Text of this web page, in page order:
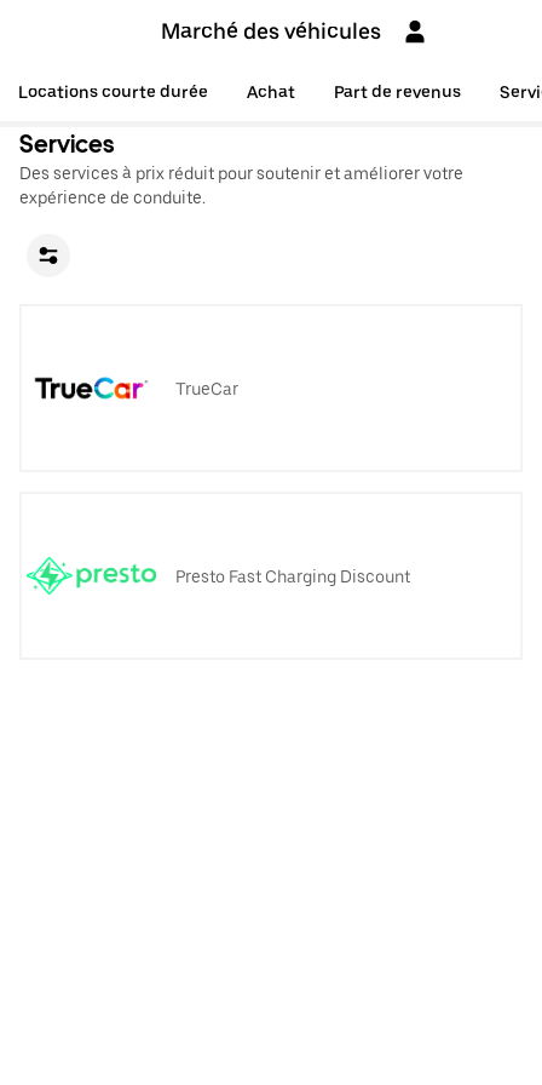
Marché des véhicules
Locations courte durée Achat Part de revenus
Services
Des services à prix réduit pour soutenir et améliorer votre
expérience de conduite.
TrueCar
Presto Fast Charging Discount